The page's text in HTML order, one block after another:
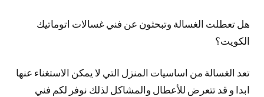
هل تعطلت الغسالة وتبحثون عن فني غسالات اتوماتيك
الكويت؟
تعد الغسالة من اساسيات المنزل التي لا يمكن الاستغناء عنها
ابدا و قد تتعرض للأعطال والمشاكل لذلك نوفر لكم فني